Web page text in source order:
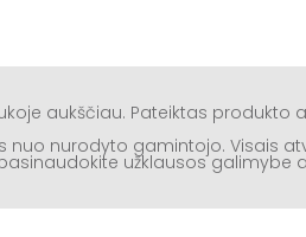
aukščiau. Pateiktas
nuo nurodyto gamintojo. Visais
užklausos galimybe